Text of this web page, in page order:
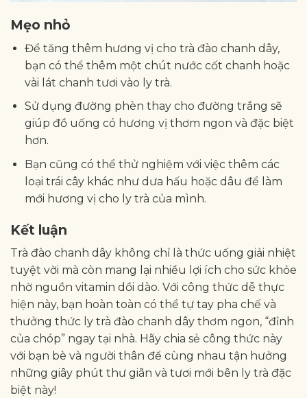
Mẹo nhỏ
Để tăng thêm hương vị cho trà đào chanh dây,
bạn có thể thêm một chút nước cốt chanh hoặc
vài lát chanh tươi vào ly trà.
Sử dụng đường phèn thay cho đường trắng sẽ
giúp đồ uống có hương vị thơm ngon và đặc biệt
hơn.
Bạn cũng có thể thử nghiệm với việc thêm các
loại trái cây khác như dưa hấu hoặc dâu để làm
mới hương vị cho ly trà của mình.
Kết luận
Trà đào chanh dây không chỉ là thức uống giải nhiệt
tuyệt vời mà còn mang lại nhiều lợi ích cho sức khỏe
nhờ nguồn vitamin dồi dào. Với công thức dễ thực
hiện này, bạn hoàn toàn có thể tự tay pha chế và
thưởng thức ly trà đào chanh dây thơm ngon, “đỉnh
của chóp” ngay tại nhà. Hãy chia sẻ công thức này
với bạn bè và người thân để cùng nhau tận hưởng
những giây phút thư giãn và tươi mới bên ly trà đặc
biệt này!